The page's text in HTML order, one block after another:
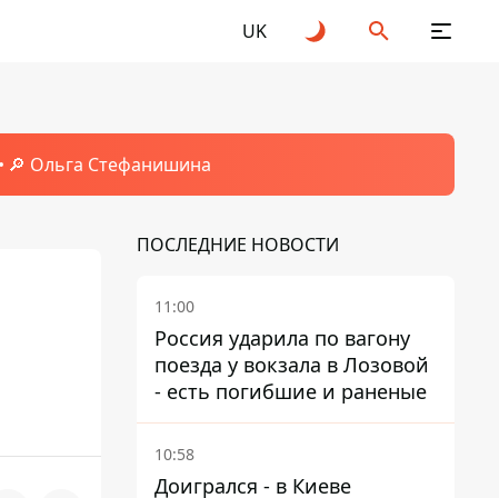
UK
🔎 Ольга Стефанишина
ПОСЛЕДНИЕ НОВОСТИ
11:00
Россия ударила по вагону
поезда у вокзала в Лозовой
- есть погибшие и раненые
10:58
Доигрался - в Киеве